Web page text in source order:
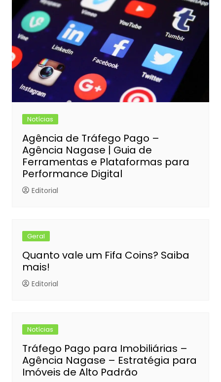
Notícias
Agência de Tráfego Pago –
Agência Nagase | Guia de
Ferramentas e Plataformas para
Performance Digital
Editorial
Geral
Quanto vale um Fifa Coins? Saiba
mais!
Editorial
Notícias
Tráfego Pago para Imobiliárias –
Agência Nagase – Estratégia para
Imóveis de Alto Padrão